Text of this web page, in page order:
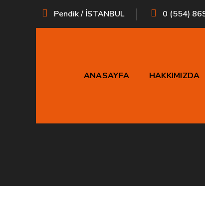
Pendik / İSTANBUL 0 (554)
ANASAYFA HAKKIMIZDA